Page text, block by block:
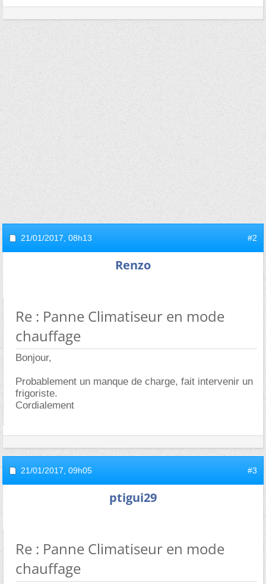
21/01/2017, 08h13 #2
Renzo
Re : Panne Climatiseur en mode
chauffage
Bonjour,
Probablement un manque de charge, fait intervenir un
frigoriste.
Cordialement
21/01/2017, 09h05 #3
ptigui29
Re : Panne Climatiseur en mode
chauffage